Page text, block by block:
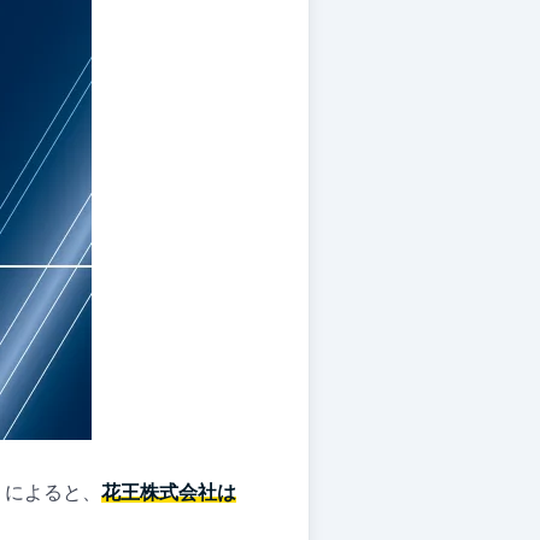
よると、 花王株式会社は